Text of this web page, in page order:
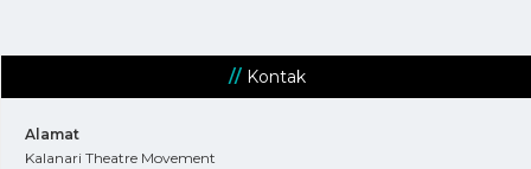
Kontak
Alamat
Kalanari Theatre Movement